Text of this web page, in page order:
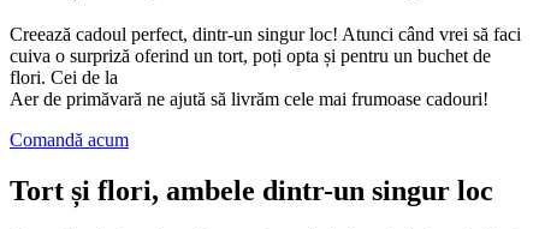
Creează cadoul perfect, dintr-un singur loc! Atunci când vrei să faci
cuiva o surpriză oferind un tort, poți opta și pentru un buchet de
flori. Cei de la
Aer de primăvară ne ajută să livrăm cele mai frumoase cadouri!
Comandă acum
Tort și flori, ambele dintr-un singur loc